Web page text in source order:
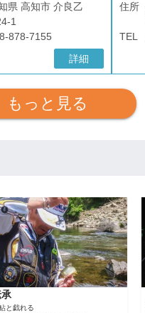
県 高知市 介良乙
1
878-7155
詳細
住所
TEL
もっと見る
と戯れる